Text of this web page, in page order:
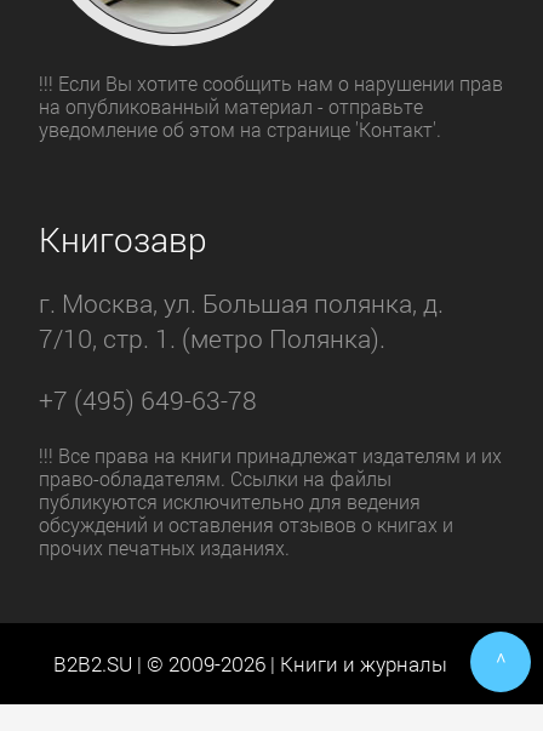
!!! Если Вы хотите сообщить нам о нарушении прав
на опубликованный материал - отправьте
уведомление об этом на странице 'Контакт'.
Книгозавр
г. Москва, ул. Большая полянка, д.
7/10, стр. 1. (метро Полянка).
+7 (495) 649-63-78
!!! Все права на книги принадлежат издателям и их
право-обладателям. Ссылки на файлы
публикуются исключительно для ведения
обсуждений и оставления отзывов о книгах и
прочих печатных изданиях.
B2B2.SU | © 2009-2026 | Книги и журналы ^